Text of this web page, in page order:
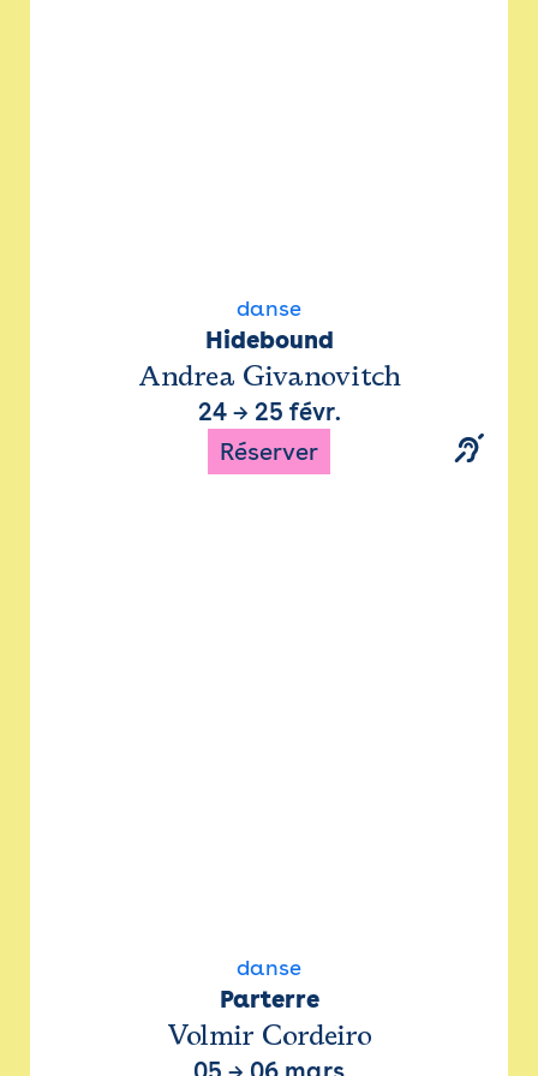
danse
Hidebound
Andrea Givanovitch
24→ 25 févr.
Réserver
danse
Parterre
Volmir Cordeiro